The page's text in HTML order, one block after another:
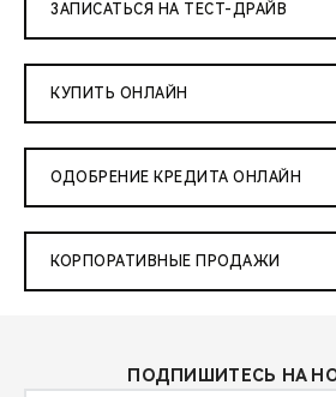
ЗАПИСАТЬСЯ НА ТЕСТ-ДРАЙВ
КУПИТЬ ОНЛАЙН
ОДОБРЕНИЕ КРЕДИТА ОНЛАЙН
КОРПОРАТИВНЫЕ ПРОДАЖИ
ПОДПИШИТЕСЬ НА